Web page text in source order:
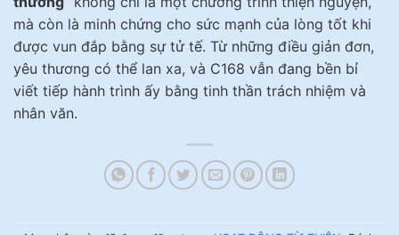
mà còn là minh chứng cho sức mạnh của lòng tốt khi
được vun đắp bằng sự tử tế. Từ những điều giản đơn,
yêu thương có thể lan xa, và C168 vẫn đang bền bỉ
viết tiếp hành trình ấy bằng tinh thần trách nhiệm và
nhân văn.